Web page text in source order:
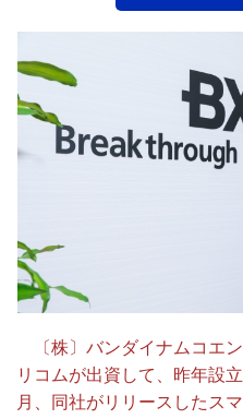
〔株〕バンダイナムコエ
リコムが出資して、昨年設
月、同社がリリースしたス